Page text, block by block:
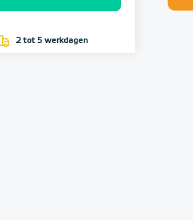
2 tot 5 werkdagen